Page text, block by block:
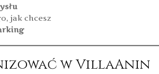
jak chcesz
w VillaAnin